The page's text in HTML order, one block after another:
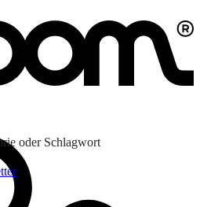
oder Schlagwort